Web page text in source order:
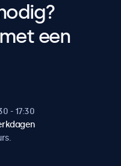
een
- 17:30